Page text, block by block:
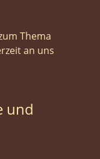
Thema
an uns
und